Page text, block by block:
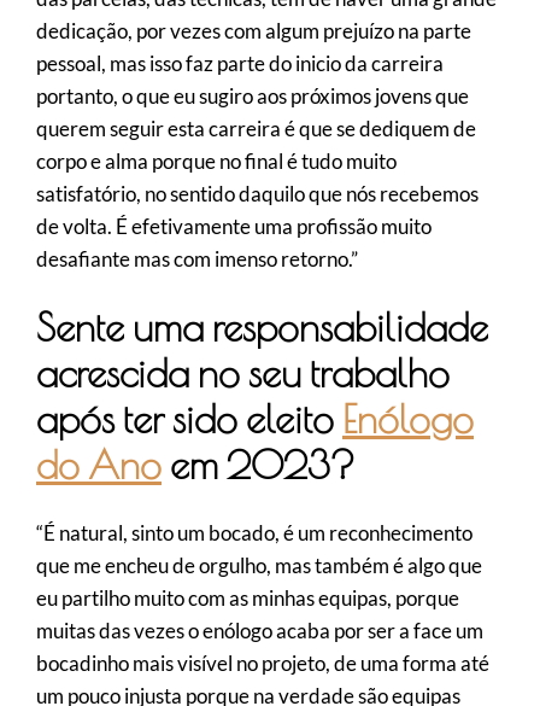
dedicação, por vezes com algum prejuízo na parte
pessoal, mas isso faz parte do inicio da carreira
portanto, o que eu sugiro aos próximos jovens que
querem seguir esta carreira é que se dediquem de
corpo e alma porque no final é tudo muito
satisfatório, no sentido daquilo que nós recebemos
de volta. É efetivamente uma profissão muito
desafiante mas com imenso retorno.”
Sente uma responsabilidade
acrescida no seu trabalho
após ter sido eleito Enólogo
do Ano em 2023?
“É natural, sinto um bocado, é um reconhecimento
que me encheu de orgulho, mas também é algo que
eu partilho muito com as minhas equipas, porque
muitas das vezes o enólogo acaba por ser a face um
bocadinho mais visível no projeto, de uma forma até
um pouco injusta porque na verdade são equipas